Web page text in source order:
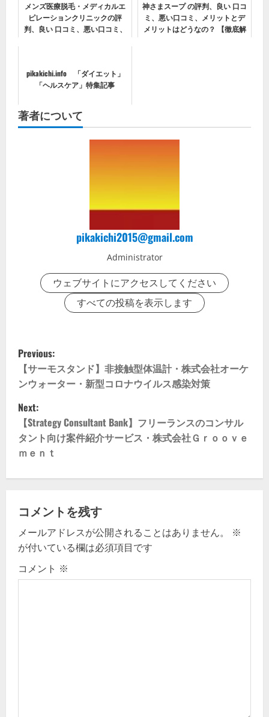
メンズ医療脱毛・メディカルエ
ピレーションクリニックの評
判、良い 口コミ、悪い口コミ、
神さまスープ の評判、良い 口コ
ミ、悪い口コミ、メリットとデ
メリットはどうなの？ 【徹底解
pikakichi.info 「ダイエット」
「ヘルスケア」特集記事
著者について
pikakichi2015@gmail.com
Administrator
ウェブサイトにアクセスしてください
すべての投稿を表示します
P
o
s
n
a
i
g
a
Previous:
【サーモスタンド】非接触型体温計・株式会社オーケ
ンウォーター・新型コロナウイルス感染対策
Next:
【Strategy Consultant Bank】フリーランスのコンサル
タント向け案件紹介サービス・株式会社Ｇｒｏｏｖｅ
ｍｅｎｔ
コメントを残す
メールアドレスが公開されることはありません。
※
が付いている欄は必須項目です
コメント ※